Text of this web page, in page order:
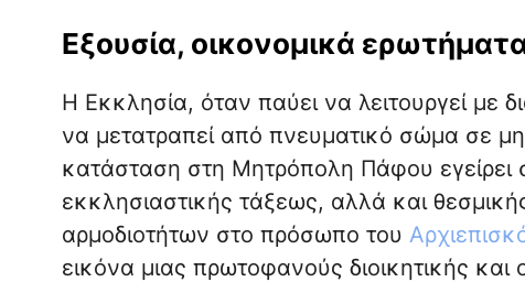
Εξουσία, οικονομικά
Η Εκκλησία, όταν παύει να λειτουργεί με
να μετατραπεί από πνευματικό σώμα σε
κατάσταση στη Μητρόπολη Πάφου εγείρει
εκκλησιαστικής τάξεως, αλλά και
αρμοδιοτήτων στο πρόσωπο του
εικόνα μιας πρωτοφανούς διοικητικής και